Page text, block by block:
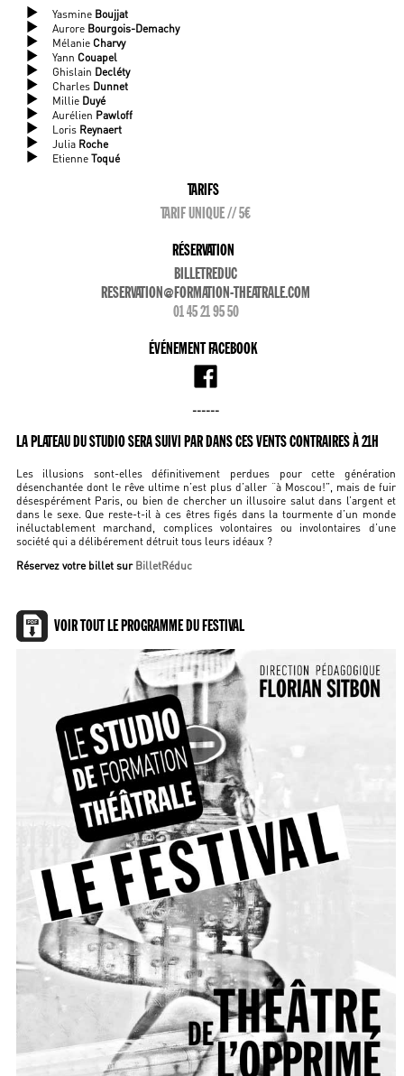
Yasmine Boujjat
Aurore Bourgois-Demachy
Mélanie Charvy
Yann Couapel
Ghislain Decléty
Charles Dunnet
Millie Duyé
Aurélien Pawloff
Loris Reynaert
Julia Roche
Etienne Toqué
TARIFS
TARIF UNIQUE // 5€
RÉSERVATION
BILLETREDUC
RESERVATION@FORMATION-THEATRALE.COM
01 45 21 95 50
ÉVÉNEMENT FACEBOOK
------
LA PLATEAU DU STUDIO SERA SUIVI PAR DANS CES VENTS CONTRAIRES À 21H
Les illusions sont-elles définitivement perdues pour cette génération
désenchantée dont le rêve ultime n’est plus d’aller “à Moscou!”, mais de fuir
désespérément Paris, ou bien de chercher un illusoire salut dans l’argent et
dans le sexe. Que reste-t-il à ces êtres figés dans la tourmente d’un monde
inéluctablement marchand, complices volontaires ou involontaires d’une
société qui a délibérement détruit tous leurs idéaux ?
Réservez votre billet sur BilletRéduc
VOIR TOUT LE PROGRAMME DU FESTIVAL